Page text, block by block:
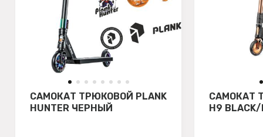
САМОКАТ ТРЮКОВОЙ PLANK
HUNTER ЧЕРНЫЙ
САМОКАТ
H9 BLACK/